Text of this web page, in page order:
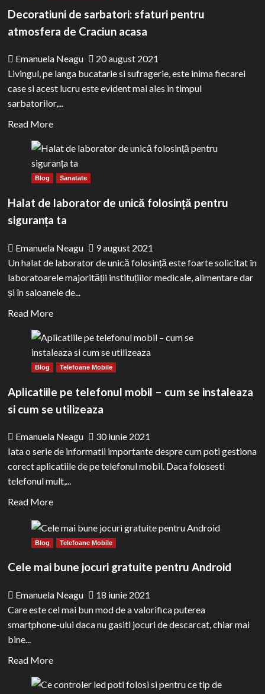
functioneaza
freonul?
Decoratiuni de sarbatori: sfaturi pentru
atmosfera de Craciun acasa
Emanuela Neagu
20 august 2021
Livingul, pe langa bucatarie si sufragerie, este inima fiecarei
case si acest lucru este evident mai ales in timpul
sarbatorilor,...
Read MoreRead
about
Decoratiuni
de
sarbatori:
pentru
atmosfera
Blog Sanatate
Halat de laborator de unică folosință pentru
siguranța ta
Emanuela Neagu
9 august 2021
Un halat de laborator de unică folosință este foarte solicitat în
laboratoarele majorității instituțiilor medicale, alimentare dar
și în saloanele de...
Read MoreRead
about
Halat
de
laborator
de
unică
folosință
pentru
siguranța
ta
Blog Telefoane Mobile
Aplicatiile pe telefonul mobil – cum se instaleaza
si cum se utilizeaza
Emanuela Neagu
30 iunie 2021
Iata o serie de informatii importante despre cum poti gestiona
corect aplicatiile de pe telefonul mobil. Daca folosesti
telefonul mult,...
Read MoreRead
about
Aplicatiile
pe
telefonul
mobil
cum
si
Blog Telefoane Mobile
Cele mai bune jocuri gratuite pentru Android
Emanuela Neagu
18 iunie 2021
Care este cel mai bun mod de a valorifica puterea
smartphone-ului daca nu gasiti jocuri de descarcat, chiar mai
bine...
Read MoreRead
about